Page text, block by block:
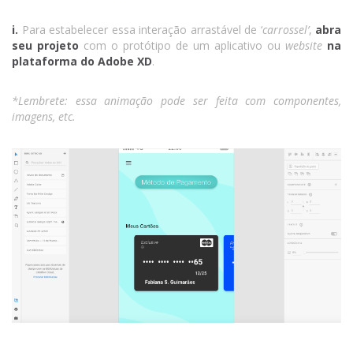
i. Para estabelecer essa interação arrastável de ‘carrossel’, abra
seu projeto com o protótipo de um aplicativo ou website na
plataforma do Adobe XD.
*Lembrete: essa animação pode ser feita com componentes,
imagens, etc.